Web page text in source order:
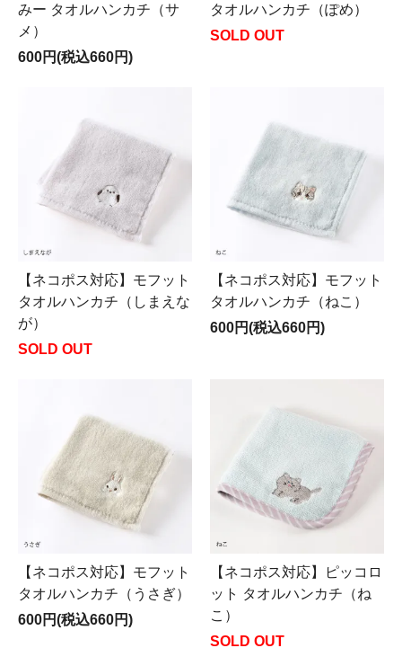
みー タオルハンカチ（サ
メ）
600円(税込660円)
タオルハンカチ（ぽめ）
SOLD OUT
【ネコポス対応】モフット
タオルハンカチ（しまえな
が）
SOLD OUT
【ネコポス対応】モフット
タオルハンカチ（ねこ）
600円(税込660円)
【ネコポス対応】モフット
タオルハンカチ（うさぎ）
600円(税込660円)
【ネコポス対応】ピッコロ
ット タオルハンカチ（ね
こ）
SOLD OUT